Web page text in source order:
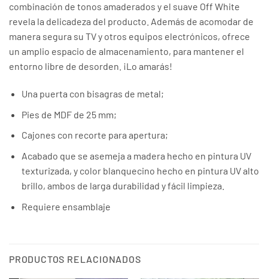
combinación de tonos amaderados y el suave Off White
revela la delicadeza del producto. Además de acomodar de
manera segura su TV y otros equipos electrónicos, ofrece
un amplio espacio de almacenamiento, para mantener el
entorno libre de desorden. ¡Lo amarás!
Una puerta con bisagras de metal;
Pies de MDF de 25 mm;
Cajones con recorte para apertura;
Acabado que se asemeja a madera hecho en pintura UV
texturizada, y color blanquecino hecho en pintura UV alto
brillo, ambos de larga durabilidad y fácil limpieza.
Requiere ensamblaje
PRODUCTOS RELACIONADOS